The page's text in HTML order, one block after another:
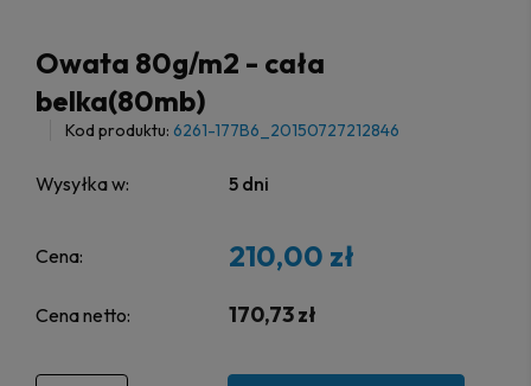
Owata 80g/m2 - cała
belka(80mb)
Kod produktu: 6261-177B6_20150727212846
Wysyłka w: 5 dni
Cena: 210,00 zł
Cena netto: 170,73 zł